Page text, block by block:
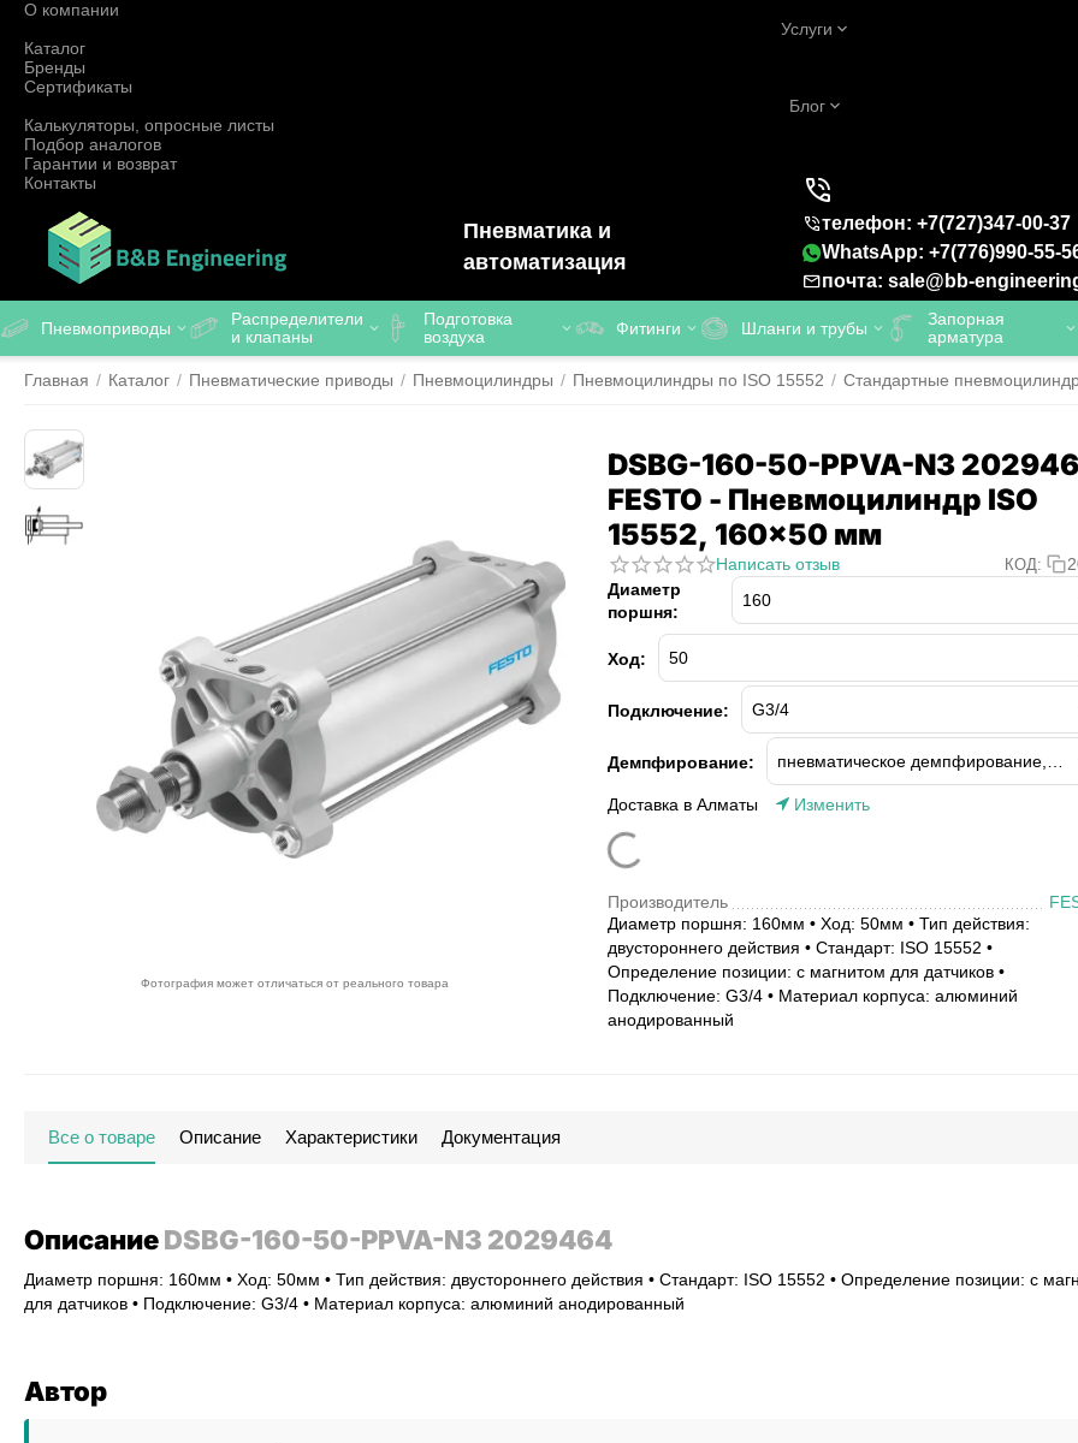
О компании
Услуги
Каталог
Бренды
Сертификаты
Блог
Калькуляторы, опросные листы
Подбор аналогов
Гарантии и возврат
Контакты
Пневматика и
автоматизация
телефон: +7(727)347-00-37
WhatsApp: +7(776)990-55-
почта: sale@bb-
Пневмоприводы
Распределители
и клапаны
Подготовка
воздуха
Фитинги Шланги и трубы
Запорная
арматура
Главная / Каталог / Пневматические приводы / Пневмоцилиндры / Пневмоцилиндры по ISO 15552 / Стандартные
Фотография может отличаться от реального товара
DSBG-160-50-PPVA-N3
FESTO - Пневмоцилиндр ISO
15552, 160x50 мм
Написать отзыв КОД:
Диаметр
поршня:
Ход:
Подключение:
Демпфирование:
Доставка в Алматы Изменить
Производитель
Диаметр поршня: 160мм • Ход: 50мм • Тип действия:
двустороннего действия • Стандарт: ISO 15552 •
Определение позиции: с магнитом для датчиков •
Подключение: G3/4 • Материал корпуса: алюминий
анодированный
Все о товаре Описание Характеристики Документация
ОписаниеDSBG-160-50-PPVA-N3 2029464
Диаметр поршня: 160мм • Ход: 50мм • Тип действия: двустороннего действия • Стандарт: ISO 15552 • Определение позиции: с
для датчиков • Подключение: G3/4 • Материал корпуса: алюминий анодированный
Автор